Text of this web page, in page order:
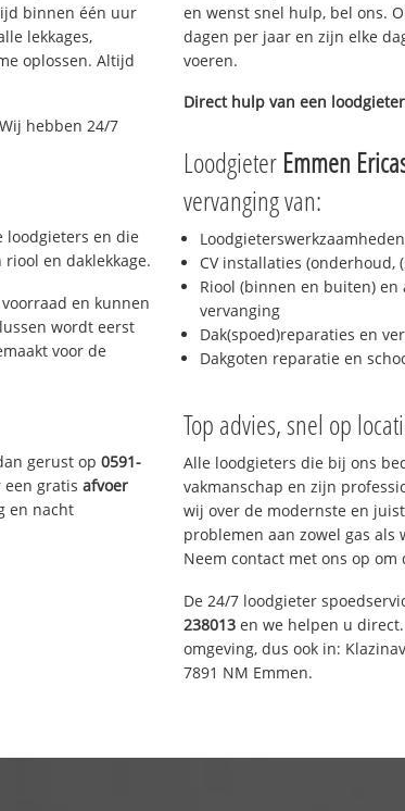
binnen één uur
lekkages,
oplossen. Altijd
hebben 24/7
loodgieters en die
en daklekkage.
en kunnen
wordt eerst
voor de
gerust op0591-
een gratisafvoer
en nacht
en wenst snel hulp, bel ons.
dagen per jaar en zijn elke
voeren.
Direct hulp van een
Loodgieter Emmen
vervanging van:
CV installaties (onderhoud,
Riool (binnen en buiten)
vervanging
Dak(spoed)reparaties en
Dakgoten reparatie en
Top advies, snel op
Alle loodgieters die bij ons
vakmanschap en zijn
wij over de modernste en
problemen aan zowel gas
Neem contact met ons op
De 24/7 loodgieter
238013 en we helpen u
omgeving, dus ook in:
7891 NM Emmen.